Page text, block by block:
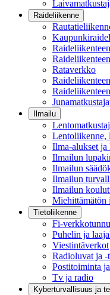
Raideliikenne
Rataverkko
Ilmailu
Lentoliikenne,
Ilma-alukset ja
Ilmailun
Ilmailun
Ilmailun
Ilmailun
Miehittämätön
Tietoliikenne
Fi-
Puhelin ja
Viestintäverkot
Radioluvat ja -
Postitoiminta
Tv ja radio
Kyberturvallisuus ja